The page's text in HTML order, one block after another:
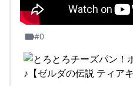
#0